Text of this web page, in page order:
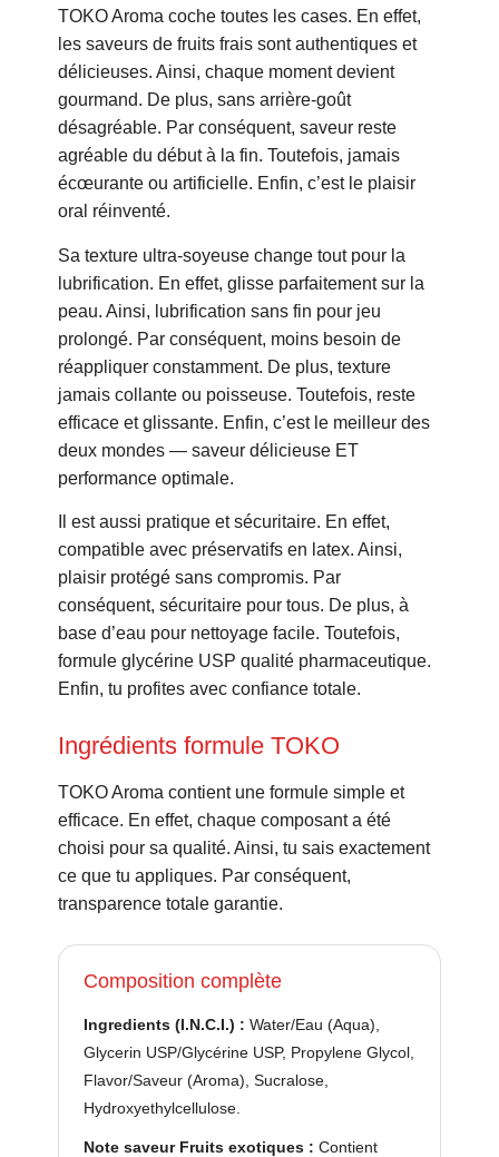
TOKO Aroma coche toutes les cases. En effet,
les saveurs de fruits frais sont authentiques et
délicieuses. Ainsi, chaque moment devient
gourmand. De plus, sans arrière-goût
désagréable. Par conséquent, saveur reste
agréable du début à la fin. Toutefois, jamais
écœurante ou artificielle. Enfin, c’est le plaisir
oral réinventé.
Sa texture ultra-soyeuse change tout pour la
lubrification. En effet, glisse parfaitement sur la
peau. Ainsi, lubrification sans fin pour jeu
prolongé. Par conséquent, moins besoin de
réappliquer constamment. De plus, texture
jamais collante ou poisseuse. Toutefois, reste
efficace et glissante. Enfin, c’est le meilleur des
deux mondes — saveur délicieuse ET
performance optimale.
Il est aussi pratique et sécuritaire. En effet,
compatible avec préservatifs en latex. Ainsi,
plaisir protégé sans compromis. Par
conséquent, sécuritaire pour tous. De plus, à
base d’eau pour nettoyage facile. Toutefois,
formule glycérine USP qualité pharmaceutique.
Enfin, tu profites avec confiance totale.
Ingrédients formule TOKO
TOKO Aroma contient une formule simple et
efficace. En effet, chaque composant a été
choisi pour sa qualité. Ainsi, tu sais exactement
ce que tu appliques. Par conséquent,
transparence totale garantie.
Composition complète
Ingredients (I.N.C.I.) : Water/Eau (Aqua),
Glycerin USP/Glycérine USP, Propylene Glycol,
Flavor/Saveur (Aroma), Sucralose,
Hydroxyethylcellulose.
Note saveur Fruits exotiques : Contient